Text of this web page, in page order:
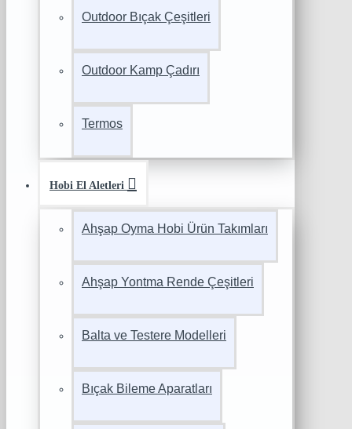
Outdoor Bıçak Çeşitleri
Outdoor Kamp Çadırı
Termos
Hobi El Aletleri
Ahşap Oyma Hobi Ürün Takımları
Ahşap Yontma Rende Çeşitleri
Balta ve Testere Modelleri
Bıçak Bileme Aparatları